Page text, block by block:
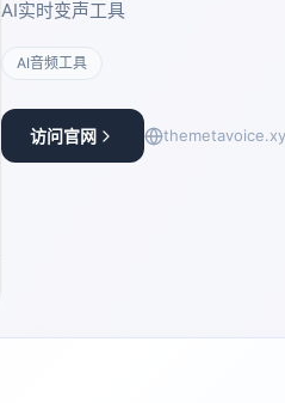
AI实时变声工具
AI音频工具
访问官网